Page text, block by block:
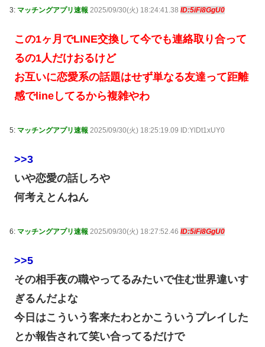
3: マッチングアプリ速報 2025/09/30(火) 18:24:41.38 ID:5iFi8GgU0
この1ヶ月でLINE交換して今でも連絡取り合って
るの1人だけおるけど
お互いに恋愛系の話題はせず単なる友達って距離
感でlineしてるから複雑やわ
5: マッチングアプリ速報 2025/09/30(火) 18:25:19.09 ID:YlDt1xUY0
>>3
いや恋愛の話しろや
何考えとんねん
6: マッチングアプリ速報 2025/09/30(火) 18:27:52.46 ID:5iFi8GgU0
>>5
その相手夜の職やってるみたいで住む世界違いす
ぎるんだよな
今日はこういう客来たわとかこういうプレイした
とか報告されて笑い合ってるだけで